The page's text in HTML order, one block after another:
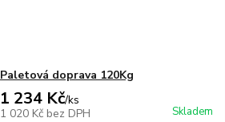
Paletová doprava 120Kg
1 234 Kč/ks
1 020 Kč bez DPH Skladem